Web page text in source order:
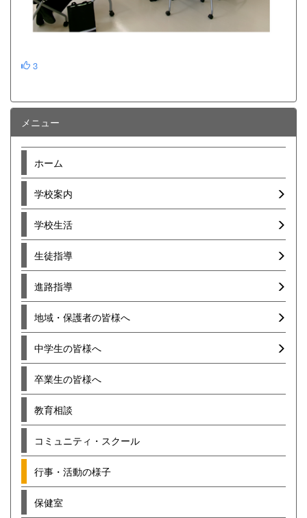
3
メニュー
ホーム
学校案内
学校生活
生徒指導
進路指導
地域・保護者の皆様へ
中学生の皆様へ
卒業生の皆様へ
教育相談
コミュニティ・スクール
行事・活動の様子
保健室